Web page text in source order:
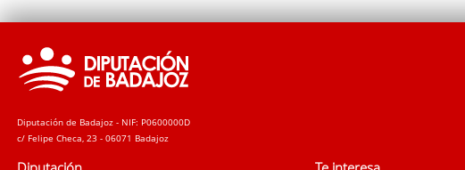
Diputación de Badajoz - NIF: P0600000D
c/ Felipe Checa, 23 - 06071 Badajoz